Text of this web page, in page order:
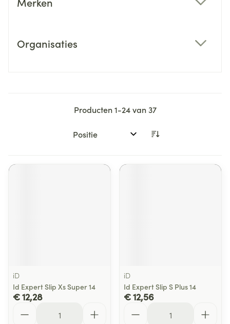
Organisaties
Producten1-24van37
Sorteer op:
iD
Id Expert Slip Xs Super 14
€ 12,28
iD
Id Expert Slip S Plus 14
€ 12,56